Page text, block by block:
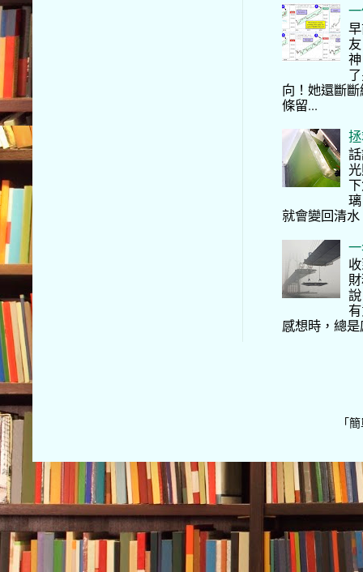
向！她還斷
條留...
就會變回清
感想時，總
「